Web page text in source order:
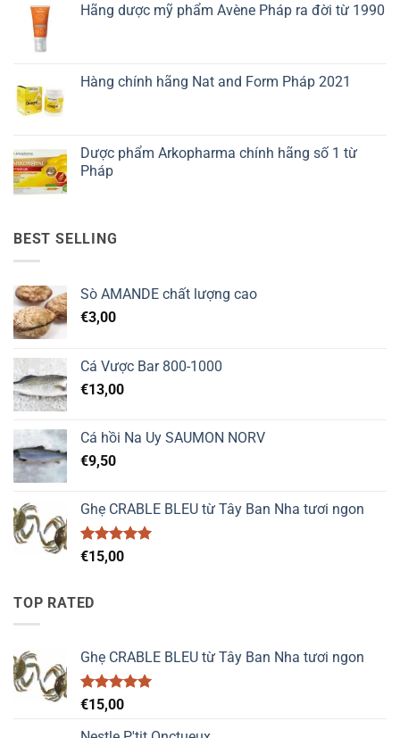
Hãng dược mỹ phẩm Avène Pháp ra đời từ 1990
Hàng chính hãng Nat and Form Pháp 2021
Dược phẩm Arkopharma chính hãng số 1 từ
Pháp
BEST SELLING
Sò AMANDE chất lượng cao
€3,00
Cá Vược Bar 800-1000
€13,00
Cá hồi Na Uy SAUMON NORV
€9,50
Ghẹ CRABLE BLEU từ Tây Ban Nha tươi ngon
Được xếp
hạng
€15,00
TOP RATED
Ghẹ CRABLE BLEU từ Tây Ban Nha tươi ngon
Được xếp
hạng
5 sao
€15,00